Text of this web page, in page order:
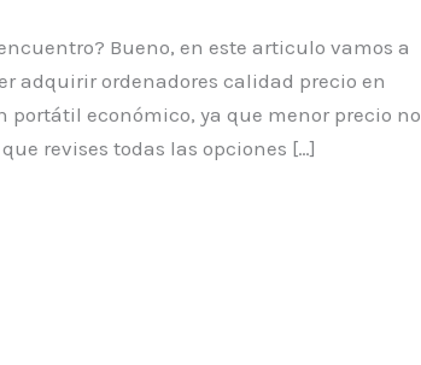
Bueno, en este articulo vamos a
adquirir ordenadores calidad precio en
económico, ya que menor precio no
revises todas las opciones […]